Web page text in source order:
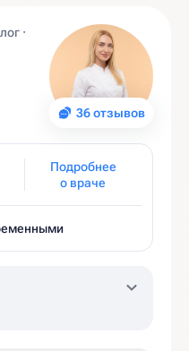
36 отзывов
·
Подробнее
о враче